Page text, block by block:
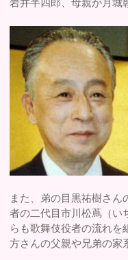
岩井半四郎、母親が月城
また、弟の目黒祐樹さ
者の二代目市川松蔦（い
らも歌舞伎役者の流れを
方さんの父親や兄弟の家